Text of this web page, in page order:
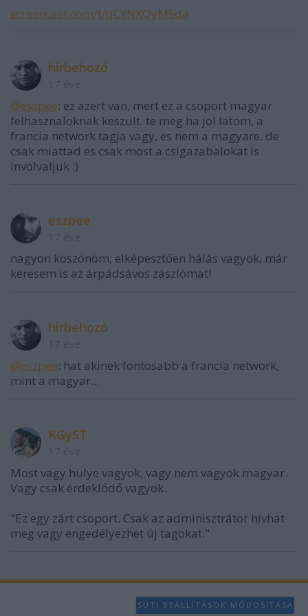
screencast.com/t/qCYNXQyMSda
hírbehozó
@eszpee: ez azert van, mert ez a csoport magyar
felhasznaloknak keszult. te meg ha jol latom, a
francia network tagja vagy, es nem a magyare. de
csak miattad es csak most a csigazabalokat is
involvaljuk :)
eszpee
nagyon köszönöm, elképesztően hálás vagyok, már
keresem is az árpádsávos zászlómat!
hírbehozó
@eszpee: hat akinek fontosabb a francia network,
mint a magyar...
KGyST
Most vagy hülye vagyok, vagy nem vagyok magyar.
Vagy csak érdeklődő vagyok.
"Ez egy zárt csoport. Csak az adminisztrátor hívhat
meg vagy engedélyezhet új tagokat."
SÜTI BEÁLLÍTÁSOK MÓDOSÍTÁSA